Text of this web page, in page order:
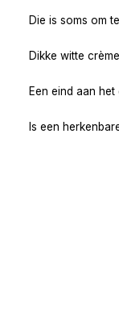
Die is soms om
Dikke witte
Een eind aan het
Is een